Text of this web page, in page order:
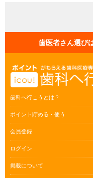
歯医者さん選び
歯科へ行こうとは？
ポイント貯める・使う
会員登録
ログイン
掲載について